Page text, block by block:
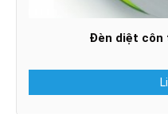
Đèn diệt côn